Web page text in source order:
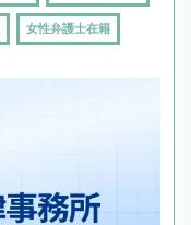
女性弁護士在籍